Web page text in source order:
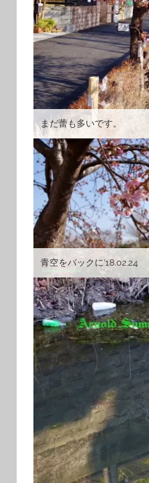
まだ蕾も多いです。
青空をバックに’18.02.24